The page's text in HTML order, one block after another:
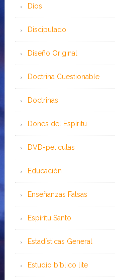
Dios
Discipulado
Diseño Original
Doctrina Cuestionable
Doctrinas
Dones del Espíritu
DVD-peliculas
Educación
Enseñanzas Falsas
Espíritu Santo
Estadísticas General
Estudio bíblico lite